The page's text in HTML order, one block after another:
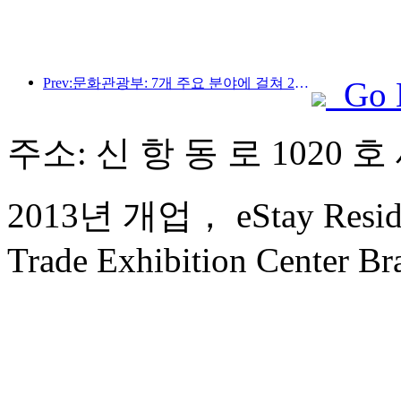
Prev:문화관광부: 7개 주요 분야에 걸쳐 22개의 테마 활동을 시작합니다
Go
주소: 신 항 동 로 1020
2013년 개업， eStay
Trade Exhibition Center